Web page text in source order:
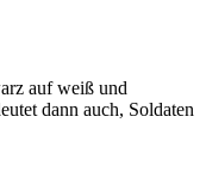
auf weiß und
dann auch, Soldaten